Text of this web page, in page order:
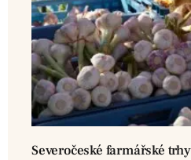
Severočeské farmářské